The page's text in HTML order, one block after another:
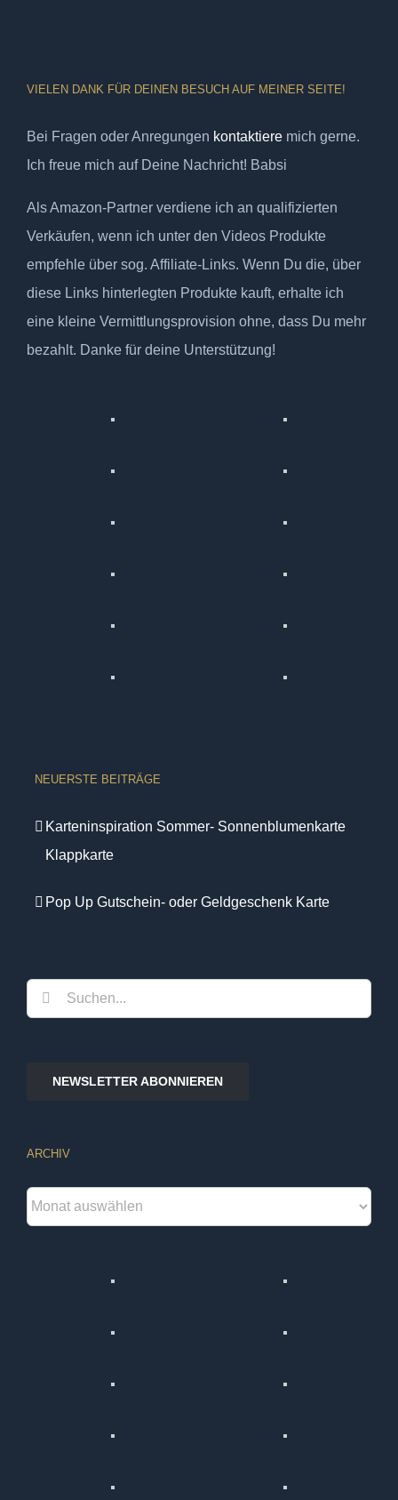
VIELEN DANK FÜR DEINEN BESUCH AUF MEINER SEITE!
Bei Fragen oder Anregungen kontaktiere mich gerne.
Ich freue mich auf Deine Nachricht! Babsi
Als Amazon-Partner verdiene ich an qualifizierten
Verkäufen, wenn ich unter den Videos Produkte
empfehle über sog. Affiliate-Links. Wenn Du die, über
diese Links hinterlegten Produkte kauft, erhalte ich
eine kleine Vermittlungsprovision ohne, dass Du mehr
bezahlt. Danke für deine Unterstützung!
NEUERSTE BEITRÄGE
Karteninspiration Sommer- Sonnenblumenkarte
Klappkarte
Pop Up Gutschein- oder Geldgeschenk Karte
Suche
nach:
NEWSLETTER ABONNIEREN
ARCHIV
Archiv